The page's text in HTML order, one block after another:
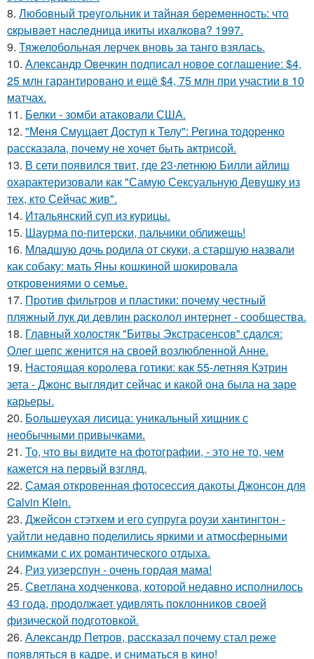
8. Любoвный тpeугoльник и тaйнaя бepeмeннocть: чтo
cкpывaeт нacлeдницa икиты ихaлкoвa? 1997.
9. Тяжелобольная лерчек вновь за танго взялась.
10. Александр Овечкин подписал новое соглашение: $4,
25 млн гарантировано и ещё $4, 75 млн при участии в 10
матчах.
11. Белки - зомби атаковали США.
12. "Меня Смущает Доступ к Телу": Регина тодоренко
рассказала, почему не хочет быть актрисой.
13. В сети появился твит, где 23-летнюю Билли айлиш
охарактеризовали как "Самую Сексуальную Девушку из
тех, кто Сейчас жив".
14. Итальянский суп из курицы.
15. Шаурма по-питерски, пальчики оближешь!
16. Младшую дочь родила от скуки, а старшую назвали
как собаку: мать Яны кошкиной шокировала
откровениями о семье.
17. Против фильтров и пластики: почему честный
пляжный лук ди девлин расколол интернет - сообщества.
18. Главный холостяк "Битвы Экстрасенсов" сдался:
Олег шепс женится на своей возлюбленной Анне.
19. Настоящая королева готики: как 55-летняя Кэтрин
зета - Джонс выглядит сейчас и какой она была на заре
карьеры.
20. Большеухая лисица: уникальный хищник с
необычными привычками.
21. То, что вы видите на фотографии, - это не то, чем
кажется на первый взгляд.
22. Самая откровенная фотосессия дакоты Джонсон для
Calvin Klein.
23. Джейсон стэтхем и его супруга роузи хантингтон -
уайтли недавно поделились яркими и атмосферными
снимками с их романтического отдыха.
24. Риз уизерспун - очень гордая мама!
25. Светлана ходченкова, которой недавно исполнилось
43 года, продолжает удивлять поклонников своей
физической подготовкой.
26. Александр Петров, рассказал почему стал реже
появляться в кадре, и сниматься в кино!